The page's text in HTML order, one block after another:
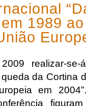
1989 ao
realizar-se-
da Cortina
em